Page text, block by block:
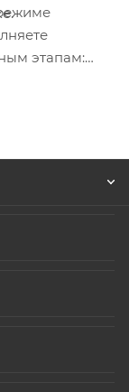
этапам: